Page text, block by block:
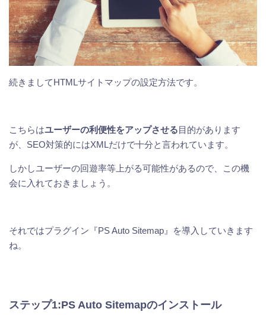
続きましてHTMLサイトマップの設定方法です。
こちらはユーザーの利便性をアップさせる目的があります
が、SEO対策的にはXMLだけで十分と言われています。
しかしユーザーの回遊率等上がる可能性があるので、この機
会に入れておきましょう。
それではプラグイン『PS Auto Sitemap』を導入していきます
ね。
ステップ1:PS Auto Sitemapのインストール